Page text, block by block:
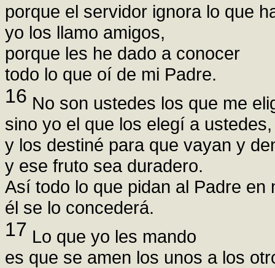
porque el servidor ignora lo que
yo los llamo amigos,
porque les he dado a conocer
todo lo que oí de mi Padre.
16 No son ustedes los que me
sino yo el que los elegí a ustedes,
y los destiné para que vayan y
y ese fruto sea duradero.
Así todo lo que pidan al Padre en
él se lo concederá.
17 Lo que yo les mando
es que se amen los unos a los